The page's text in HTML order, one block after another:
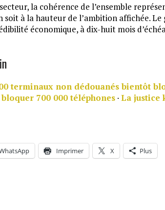
la cohérence de l’ensemble
soit à la hauteur de l’ambition affichée.
économique, à dix-huit mois
terminaux non dédouanés bientôt
700 000 téléphones · La justice
Imprimer X Plus